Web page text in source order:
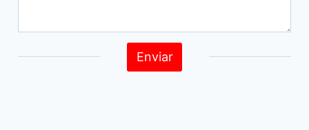
Enviar